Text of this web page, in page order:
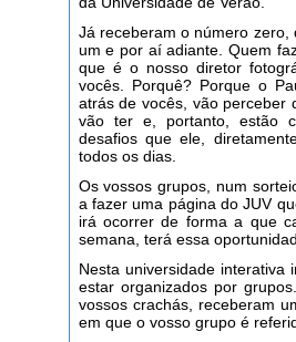
Já receberam o número
um e por aí adiante. Quem
que é o nosso diretor
vocês. Porquê? Porque o
atrás de vocês, vão perceber
vão ter e, portanto, estão
desafios que ele,
todos os dias.
Os vossos grupos, num
a fazer uma página do JUV
irá ocorrer de forma a que
semana, terá essa
Nesta universidade
estar organizados por
vossos crachás, receberam
em que o vosso grupo é